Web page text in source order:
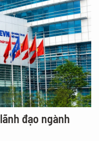
đạo ngành